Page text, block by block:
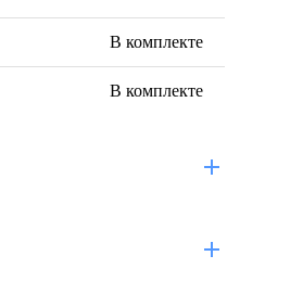
В комплекте
В комплекте